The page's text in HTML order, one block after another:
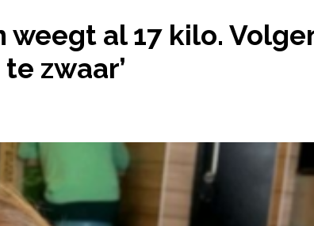
weegt al 17 kilo.
zwaar’